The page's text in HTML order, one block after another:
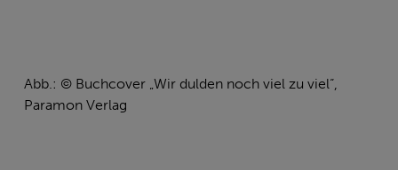
Abb.: © Buchcover „Wir dulden noch viel zu viel“,
Paramon Verlag